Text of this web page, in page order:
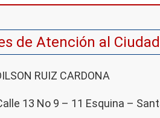
de Atención al
RUIZ CARDONA
13 No 9 – 11 Esquina –